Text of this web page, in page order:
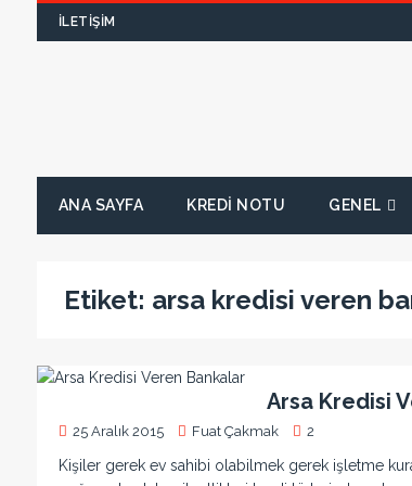
İLETIŞIM
ANA SAYFA KREDI NOTU GENEL
Etiket: arsa kredisi veren
Arsa Kredisi
25 Aralık 2015 Fuat Çakmak 2
Kişiler gerek ev sahibi olabilmek gerek işletme